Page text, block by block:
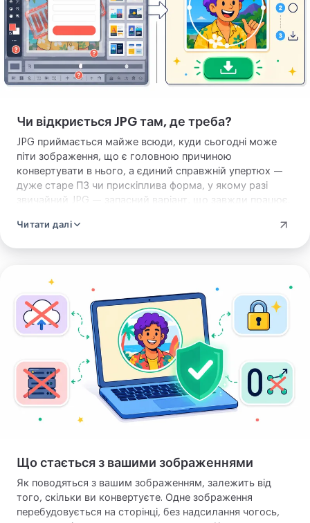
Чи відкриється JPG там, де треба?
JPG приймається майже всюди, куди сьогодні може
піти зображення, що є головною причиною
конвертувати в нього, а єдиний справжній упертюх —
дуже старе ПЗ чи прискіплива форма, у якому разі
звичайний JPG — запасний варіант, що завжди працює.
Читати далі
зображення
Що стається з вашими зображеннями
Як поводяться з вашим зображенням, залежить від
того, скільки ви конвертуєте. Одне зображення
перебудовується на сторінці, без надсилання чогось,